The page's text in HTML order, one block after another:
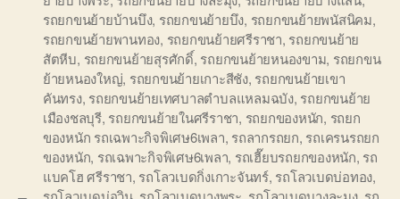
รถยกขนย้ายบ้านบึง, รถยกขนย้ายบึง, รถยกขนย้ายพนัสนิคม,
รถยกขนย้ายพานทอง, รถยกขนย้ายศรีราชา, รถยกขนย้าย
สัตหีบ, รถยกขนย้ายสุรศักดิ์, รถยกขนย้ายหนองขาม, รถยกขน
ย้ายหนองใหญ่, รถยกขนย้ายเกาะสีชัง, รถยกขนย้ายเขา
คันทรง, รถยกขนย้ายเทศบาลตำบลแหลมฉบัง, รถยกขนย้าย
เมืองชลบุรี, รถยกขนย้ายในศรีราชา, รถยกของหนัก, รถยก
ของหนัก รถเฉพาะกิจพิเศษ6เพลา, รถลากรถยก, รถเครนรถยก
ของหนัก, รถเฉพาะกิจพิเศษ6เพลา, รถเฮี๊ยบรถยกของหนัก, รถ
แบคโฮ ศรีราชา, รถโลวเบดกิ่งเกาะจันทร์, รถโลวเบดบ่อทอง,